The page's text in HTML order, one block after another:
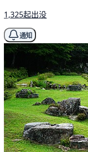
1,325起出没
通知